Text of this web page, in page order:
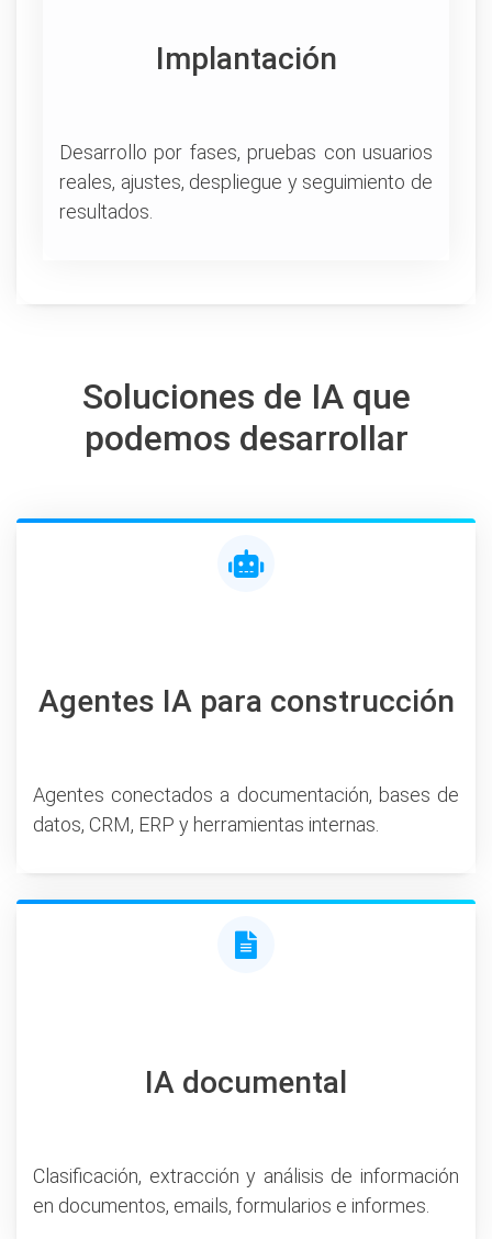
Implantación
Desarrollo por fases, pruebas con usuarios
reales, ajustes, despliegue y seguimiento de
resultados.
Soluciones de IA que
podemos desarrollar
Agentes IA para construcción
Agentes conectados a documentación, bases de
datos, CRM, ERP y herramientas internas.
IA documental
Clasificación, extracción y análisis de información
en documentos, emails, formularios e informes.